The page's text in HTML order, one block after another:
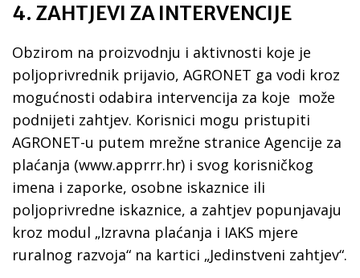
4. ZAHTJEVI ZA INTERVENCIJE
Obzirom na proizvodnju i aktivnosti koje je
poljoprivrednik prijavio, AGRONET ga vodi kroz
mogućnosti odabira intervencija za koje može
podnijeti zahtjev. Korisnici mogu pristupiti
AGRONET-u putem mrežne stranice Agencije za
plaćanja (www.apprrr.hr) i svog korisničkog
imena i zaporke, osobne iskaznice ili
poljoprivredne iskaznice, a zahtjev popunjavaju
kroz modul „Izravna plaćanja i IAKS mjere
ruralnog razvoja“ na kartici „Jedinstveni zahtjev“.